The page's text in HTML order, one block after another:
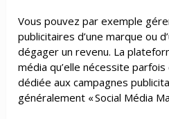
Vous pouvez par exemple
publicitaires d’une marque ou
dégager un revenu. La
média qu’elle nécessite parfois
dédiée aux campagnes
généralement « Social Média